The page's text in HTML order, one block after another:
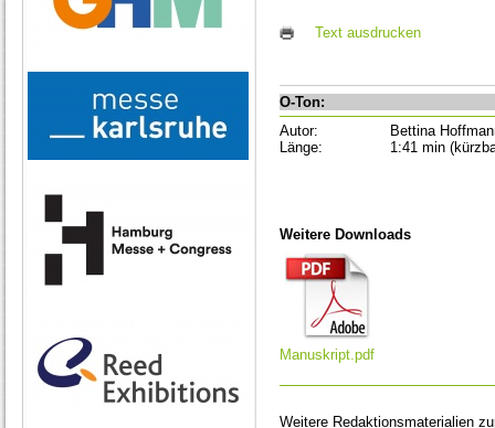
Text ausdrucken
O-Ton:
Autor:
Bettina
Länge:
1:41 min
Weitere Downloads
Manuskript.pdf
Weitere Redaktionsmaterialien